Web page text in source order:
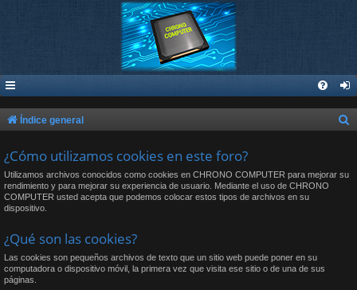
Índice general
¿Cómo utilizamos cookies en este foro?
Utilizamos archivos conocidos como cookies en CHRONO COMPUTER para mejorar su
rendimiento y para mejorar su experiencia de usuario. Mediante el uso de CHRONO
COMPUTER usted acepta que podemos colocar estos tipos de archivos en su
dispositivo.
¿Qué son las cookies?
Las cookies son pequeños archivos de texto que un sitio web puede poner en su
computadora o dispositivo móvil, la primera vez que visita ese sitio o de una de sus
páginas.